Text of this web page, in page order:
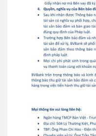
Ngân hàng điện tử
Thẻ JCB